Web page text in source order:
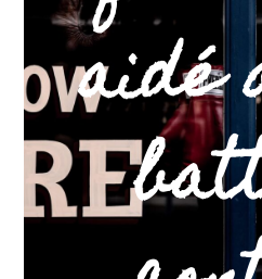
aidé